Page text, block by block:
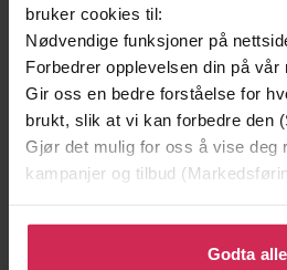
bruker cookies til:
Nødvendige funksjoner på
Forbedrer opplevelsen din på vår
Gir oss en bedre forståelse for
brukt, slik at vi kan forbedre den
Gjør det mulig for oss å vise deg
kampanjer og tilbud
Klikk på «Godta alle» for å gi
bruke cookies for alle disseGodta alle
Premium
Vinner av Rivertonprisen